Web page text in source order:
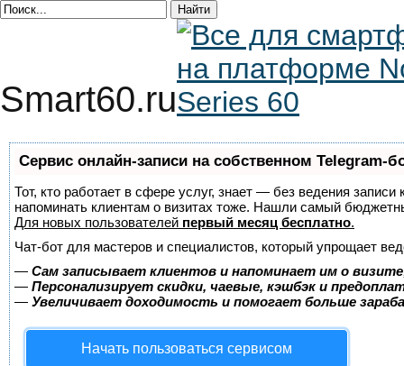
Smart60.ru
Сервис онлайн-записи на собственном Telegram-
Тот, кто работает в сфере услуг, знает — без ведения
напоминать клиентам о визитах тоже. Нашли самый
Для новых пользователей первый месяц бесплатно.
Чат-бот для мастеров и специалистов, который упрощает
— Сам записывает клиентов и напоминает им о
— Персонализирует скидки, чаевые, кэшбэк и
— Увеличивает доходимость и помогает больше
Начать пользоваться сервисом